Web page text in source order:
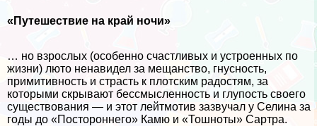
«Путешествие на край ночи»
… но взрослых (особенно счастливых и устроенных по
жизни) люто ненавидел за мещанство, гнусность,
примитивность и страсть к плотским радостям, за
которыми скрывают бессмысленность и глупость своего
существования — и этот лейтмотив зазвучал у Селина за
годы до «Постороннего» Камю и «Тошноты» Сартра.